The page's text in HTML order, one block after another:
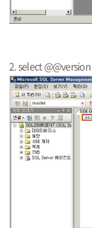
2. select